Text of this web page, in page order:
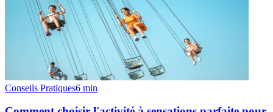
Conseils Pratiques6 min